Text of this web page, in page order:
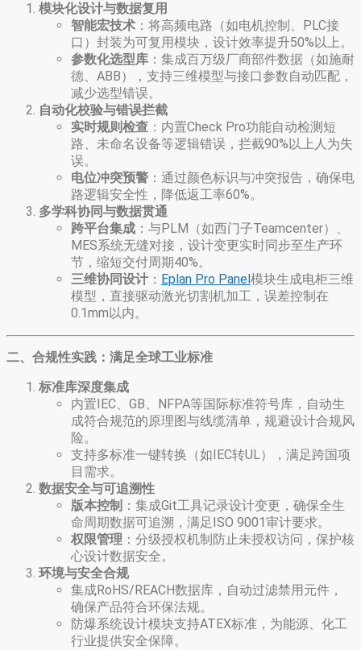
模块化设计与数据复用
智能宏技术 ​：将高频电路（如电机控制、PLC接
口）封装为可复用模块，设计效率提升50%以上。
参数化选型库 ​：集成百万级厂商部件数据（如施耐
德、ABB），支持三维模型与接口参数自动匹配，
减少选型错误。
自动化校验与错误拦截
实时规则检查 ​：内置Check Pro功能自动检测短
路、未命名设备等逻辑错误，拦截90%以上人为失
误。
电位冲突预警 ​：通过颜色标识与冲突报告，确保电
路逻辑安全性，降低返工率60%。
多学科协同与数据贯通
跨平台集成 ​：与PLM（如西门子Teamcenter）、
MES系统无缝对接，设计变更实时同步至生产环
节，缩短交付周期40%。
三维协同设计 ​： Eplan Pro Panel模块生成电柜三维
模型，直接驱动激光切割机加工，误差控制在
0.1mm以内。
二、合规性实践：满足全球工业标准
标准库深度集成
内置IEC、GB、NFPA等国际标准符号库，自动生
成符合规范的原理图与线缆清单，规避设计合规风
险。
支持多标准一键转换（如IEC转UL），满足跨国项
目需求。
数据安全与可追溯性
版本控制 ​：集成Git工具记录设计变更，确保全生
命周期数据可追溯，满足ISO 9001审计要求。
权限管理 ​：分级授权机制防止未授权访问，保护核
心设计数据安全。
环境与安全合规
集成RoHS/REACH数据库，自动过滤禁用元件，
确保产品符合环保法规。
防爆系统设计模块支持ATEX标准，为能源、化工
行业提供安全保障。